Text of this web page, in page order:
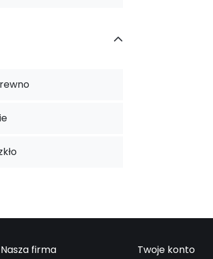
Nasza firma Twoje konto